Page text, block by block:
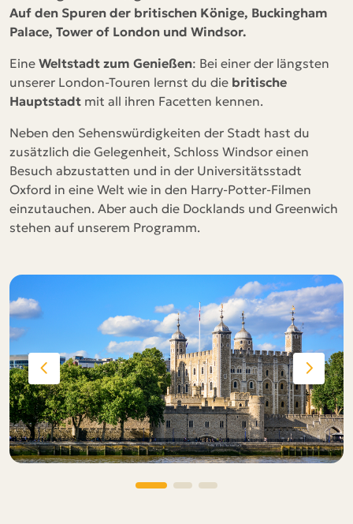
Auf den Spuren der britischen Könige, Buckingham
Palace, Tower of London und Windsor.
Eine Weltstadt zum Genießen: Bei einer der längsten
unserer London-Touren lernst du die britische
Hauptstadt mit all ihren Facetten kennen.
Neben den Sehenswürdigkeiten der Stadt hast du
zusätzlich die Gelegenheit, Schloss Windsor einen
Besuch abzustatten und in der Universitätsstadt
Oxford in eine Welt wie in den Harry-Potter-Filmen
einzutauchen. Aber auch die Docklands und Greenwich
stehen auf unserem Programm.